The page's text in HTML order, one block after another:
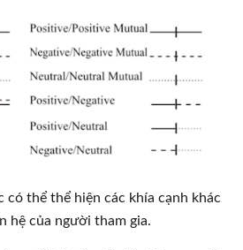
có thể thể hiện các khía cạnh khác
hệ của người tham gia.